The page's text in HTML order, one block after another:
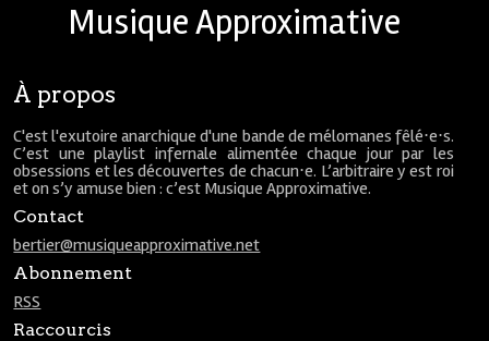
Musique Approximative
À propos
C'est l'exutoire anarchique d'une bande de mélomanes fêlé⋅e⋅s.
C’est une playlist infernale alimentée chaque jour par les
obsessions et les découvertes de chacun⋅e. L’arbitraire y est roi
et on s’y amuse bien : c’est Musique Approximative.
Contact
bertier@musiqueapproximative.net
Abonnement
RSS
Raccourcis